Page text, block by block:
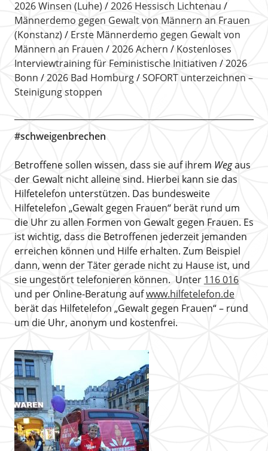
2026 Winsen (Luhe)
2026 Hessisch Lichtenau
Männerdemo gegen Gewalt von Männern an Frauen
(Konstanz)
Erste Männerdemo gegen Gewalt von
Männern an Frauen
2026 Achern
Kostenloses
Interviewtraining für Feministische Initiativen
2026
Bonn
2026 Bad Homburg
SOFORT unterzeichnen –
Steinigung stoppen
#schweigenbrechen
Betroffene sollen wissen, dass sie auf ihrem Wegaus
der Gewalt nicht alleine sind. Hierbei kann sie das
Hilfetelefon unterstützen. Das bundesweite
Hilfetelefon „Gewalt gegen Frauen“ berät rund um
die Uhr zu allen Formen von Gewalt gegen Frauen. Es
ist wichtig, dass die Betroffenen jederzeit jemanden
erreichen können und Hilfe erhalten. Zum Beispiel
dann, wenn der Täter gerade nicht zu Hause ist, und
sie ungestört telefonieren können. Unter 116 016
und per Online-Beratung aufwww.hilfetelefon.de
berät das Hilfetelefon „Gewalt gegen Frauen“ – rund
um die Uhr, anonym und kostenfrei.